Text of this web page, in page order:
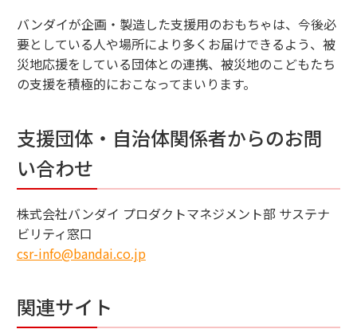
バンダイが企画・製造した支援用のおもちゃは、今後必
要としている人や場所により多くお届けできるよう、被
災地応援をしている団体との連携、被災地のこどもたち
の支援を積極的におこなってまいります。
支援団体・自治体関係者からのお問
い合わせ
株式会社バンダイ プロダクトマネジメント部 サステナ
ビリティ窓口
csr-info@bandai.co.jp
関連サイト